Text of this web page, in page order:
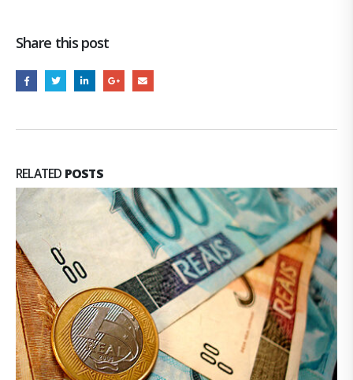
Share this post
RELATED POSTS